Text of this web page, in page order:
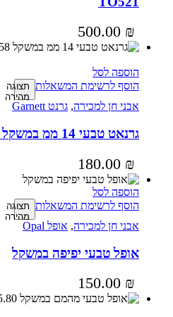
500.00 ₪
הוספה לסל
הוסף לרשימת המשאלות תצוגה
מהירה
אבני חן למכירה, גרנט Garnett
גרנאט טבעי 14 ממ במשקל 4.58 קראט
180.00 ₪
הוספה לסל
הוסף לרשימת המשאלות תצוגה
מהירה
אבני חן למכירה, אופל Opal
אופל טבעי יפיפה במשקל
150.00 ₪